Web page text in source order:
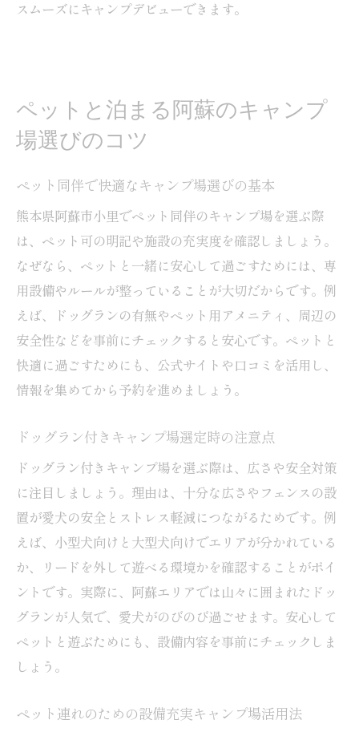
阿蘇の隠れた名所キャンプ場の楽しみ方
初めてでも簡単なキャンプ場予約方法解説
ネットで予約できる阿蘇のキャンプ場の魅
初心者向けキャンプ場予約の流れとコツ
ペット同伴時のキャンプ場予約手順の詳細
スムーズに予約するためのキャンプ場活用
術
絶景とリラクゼーション両立の阿蘇キャンプ場
案内
絶景と癒やしが魅力の阿蘇のキャンプ場案
温泉やシャワー設備が整うキャンプ場特集
リラクゼーション重視のキャンプ場の選び
方
阿蘇で心地よい休日を過ごせるキャンプ場
紹介
自然とリラックス空間を満喫できるキャン
プ場
スムーズにキャンプデビューできます。
ペットと泊まる阿蘇のキャンプ
場選びのコツ
ペット同伴で快適なキャンプ場選びの基本
熊本県阿蘇市小里でペット同伴のキャンプ場を選ぶ際
は、ペット可の明記や施設の充実度を確認しましょう。
なぜなら、ペットと一緒に安心して過ごすためには、専
用設備やルールが整っていることが大切だからです。例
えば、ドッグランの有無やペット用アメニティ、周辺の
安全性などを事前にチェックすると安心です。ペットと
快適に過ごすためにも、公式サイトや口コミを活用し、
情報を集めてから予約を進めましょう。
ドッグラン付きキャンプ場選定時の注意点
ドッグラン付きキャンプ場を選ぶ際は、広さや安全対策
に注目しましょう。理由は、十分な広さやフェンスの設
置が愛犬の安全とストレス軽減につながるためです。例
えば、小型犬向けと大型犬向けでエリアが分かれている
か、リードを外して遊べる環境かを確認することがポイ
ントです。実際に、阿蘇エリアでは山々に囲まれたドッ
グランが人気で、愛犬がのびのび過ごせます。安心して
ペットと遊ぶためにも、設備内容を事前にチェックしま
しょう。
ペット連れのための設備充実キャンプ場活用法